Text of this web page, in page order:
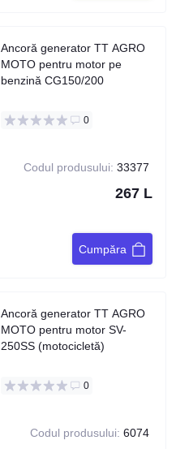
Ancoră generator TT AGRO
MOTO pentru motor pe
benzină CG150/200
0
Codul produsului: 33377
267 L
Cumpăra
Ancoră generator TT AGRO
MOTO pentru motor SV-
250SS (motocicletă)
0
Codul produsului: 6074